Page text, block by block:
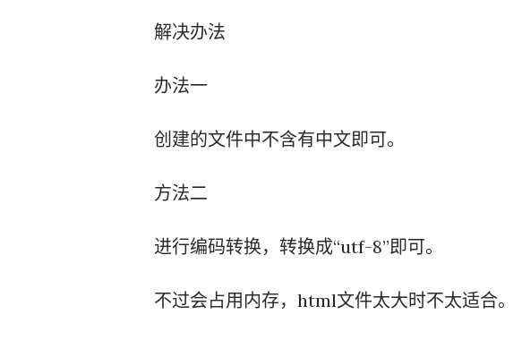
解决办法
办法一
创建的文件中不含有中文即可。
方法二
进行编码转换，转换成“utf-8”即可。
不过会占用内存，html文件太大时不太适合。